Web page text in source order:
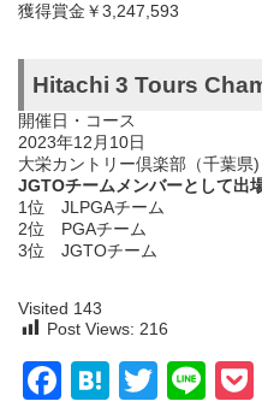
獲得賞金￥3,247,593
Hitachi 3 Tours
開催日・コース
2023年12月10日
大栄カントリー倶楽部（千葉県)
JGTOチームメンバーとして出
1位 JLPGAチーム
2位 PGAチーム
3位 JGTOチーム
Visited 143
Post Views: 216
Facebook
Hatena